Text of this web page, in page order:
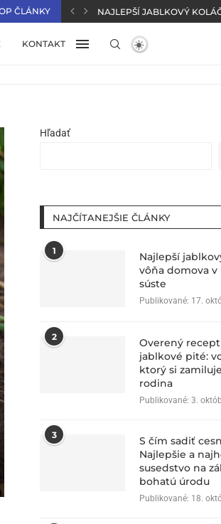
ČLÁNKY NAJLEPŠÍ JABLKOVÝ
KONTAKT
Hľadať
NAJČÍTANEJŠIE ČLÁNKY
1
Najlepší
vôňa domova v
súste
Publikované: 17.
2
Overený
jablkové pité:
ktorý si
rodina
Publikované: 3.
3
S čím sadiť
Najlepšie a
susedstvo na
bohatú úrodu
Publikované: 18.